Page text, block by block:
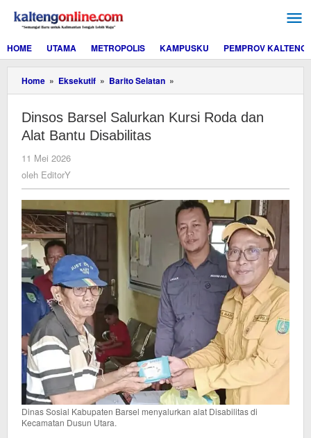
konten
HOME
UTAMA METROPOLIS KAMPUSKU PEMPROV KALTENG
Home » Eksekutif » Barito Selatan »
Barsel
Kursi
Dinsos Barsel Salurkan Kursi Roda dan
Alat Bantu Disabilitas
11 Mei 2026
oleh EditorY
Dinas Sosial Kabupaten Barsel menyalurkan alat Disabilitas di
Kecamatan Dusun Utara.